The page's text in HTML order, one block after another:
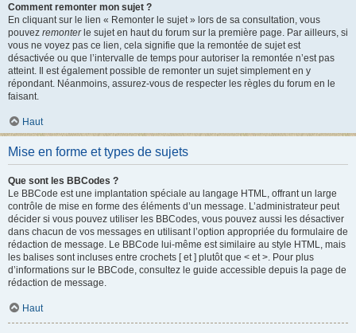
Comment remonter mon sujet ?
En cliquant sur le lien « Remonter le sujet » lors de sa consultation, vous
pouvez remonterle sujet en haut du forum sur la première page. Par ailleurs, si
vous ne voyez pas ce lien, cela signifie que la remontée de sujet est
désactivée ou que l’intervalle de temps pour autoriser la remontée n’est pas
atteint. Il est également possible de remonter un sujet simplement en y
répondant. Néanmoins, assurez-vous de respecter les règles du forum en le
faisant.
Haut
Mise en forme et types de sujets
Que sont les BBCodes ?
Le BBCode est une implantation spéciale au langage HTML, offrant un large
contrôle de mise en forme des éléments d’un message. L’administrateur peut
décider si vous pouvez utiliser les BBCodes, vous pouvez aussi les désactiver
dans chacun de vos messages en utilisant l’option appropriée du formulaire de
rédaction de message. Le BBCode lui-même est similaire au style HTML, mais
les balises sont incluses entre crochets [ et ] plutôt que < et >. Pour plus
d’informations sur le BBCode, consultez le guide accessible depuis la page de
rédaction de message.
Haut